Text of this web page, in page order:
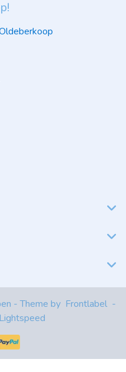
- Theme by Frontlabel -
Lightspeed